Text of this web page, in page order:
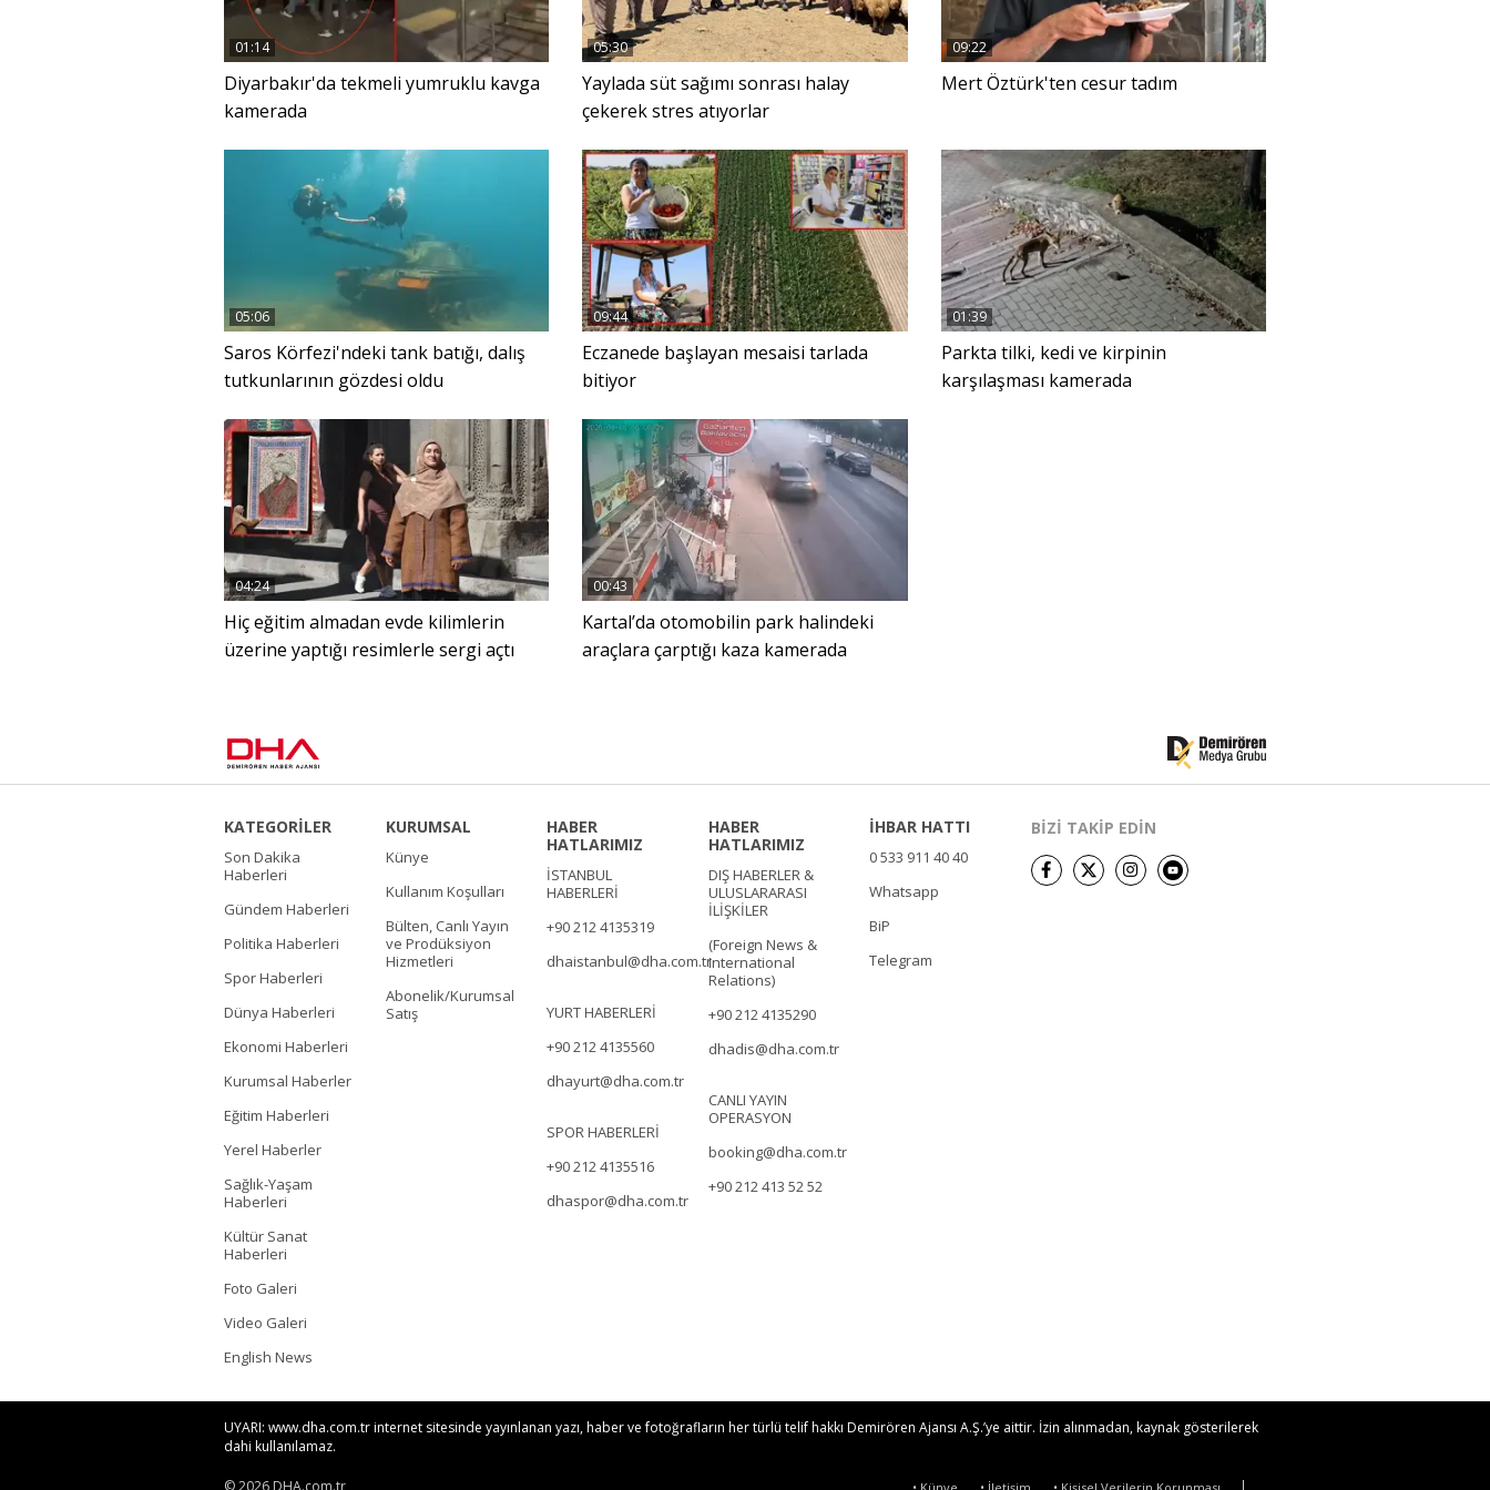
01:14
Diyarbakır'da tekmeli yumruklu kavga
kamerada
05:30
Yaylada süt sağımı sonrası halay
çekerek stres atıyorlar
09:22
Mert Öztürk'ten cesur tadım
05:06
Saros Körfezi'ndeki tank batığı, dalış
tutkunlarının gözdesi oldu
09:44
Eczanede başlayan mesaisi tarlada
bitiyor
01:39
Parkta tilki, kedi ve kirpinin
karşılaşması kamerada
04:24
Hiç eğitim almadan evde kilimlerin
üzerine yaptığı resimlerle sergi açtı
00:43
Kartal’da otomobilin park halindeki
araçlara çarptığı kaza kamerada
KATEGORİLER
Son Dakika
Haberleri
Gündem Haberleri
Politika Haberleri
Spor Haberleri
Dünya Haberleri
Ekonomi Haberleri
Kurumsal Haberler
Eğitim Haberleri
Yerel Haberler
Sağlık-Yaşam
Haberleri
Kültür Sanat
Haberleri
Foto Galeri
Video Galeri
English News
KURUMSAL
Künye
Kullanım Koşulları
Bülten, Canlı Yayın
ve Prodüksiyon
Hizmetleri
Abonelik/Kurumsal
Satış
HABER
HATLARIMIZ
İSTANBUL
HABERLERİ
+90 212 4135319
dhaistanbul@dha.com.tr
YURT HABERLERİ
+90 212 4135560
dhayurt@dha.com.tr
SPOR HABERLERİ
+90 212 4135516
dhaspor@dha.com.tr
HABER
HATLARIMIZ
DIŞ HABERLER &
ULUSLARARASI
İLİŞKİLER
(Foreign News &
International
Relations)
+90 212 4135290
dhadis@dha.com.tr
CANLI YAYIN
OPERASYON
booking@dha.com.tr
+90 212 413 52 52
İHBAR HATTI
0 533 911 40 40
Whatsapp
BiP
Telegram
BİZİ TAKİP EDİN
UYARI: www.dha.com.tr internet sitesinde yayınlanan yazı, haber ve fotoğrafların her türlü telif hakkı Demirören Ajansı A.Ş.’ye aittir. İzin alınmadan, kaynak gösterilerek
dahi kullanılamaz.